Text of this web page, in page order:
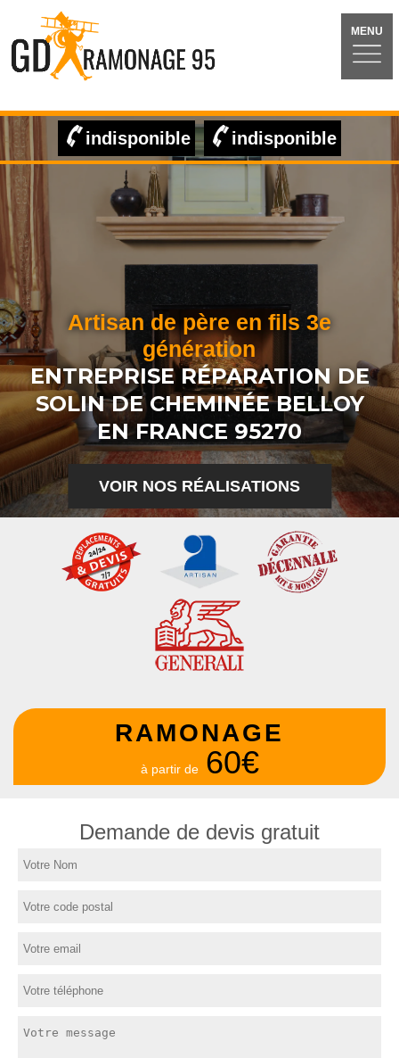
MENU
indisponible indisponible
Artisan de père en fils 3e
génération
ENTREPRISE RÉPARATION DE
SOLIN DE CHEMINÉE BELLOY
EN FRANCE 95270
VOIR NOS RÉALISATIONS
RAMONAGE
à partir de 60€
Demande de devis gratuit